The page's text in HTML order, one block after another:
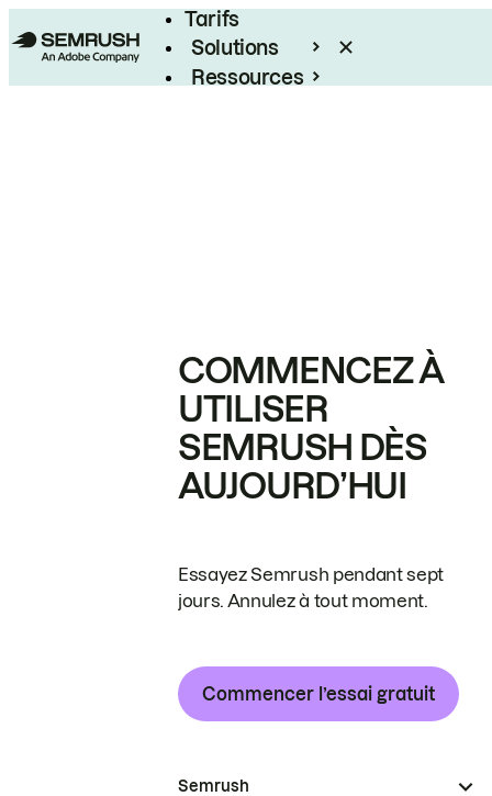
Tarifs
Solutions
Ressources
COMMENCEZ À
UTILISER
SEMRUSH DÈS
AUJOURD’HUI
Essayez Semrush pendant sept
jours. Annulez à tout moment.
Commencer l’essai gratuit
Semrush